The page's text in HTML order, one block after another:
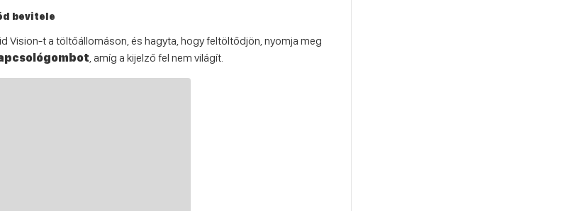
bevitele
Vision-t a töltőállomáson, és hagyta, hogy feltöltődjön, nyomja meg
, amíg a kijelző fel nem világít.